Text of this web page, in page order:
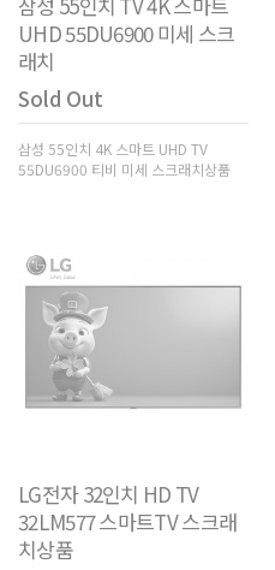
UHD 55DU6900 미세 스크
래치
Sold Out
삼성 55인치 4K 스마트 UHD TV
55DU6900 티비 미세 스크래치상품
LG전자 32인치 HD TV
32LM577 스마트TV 스크래
치상품